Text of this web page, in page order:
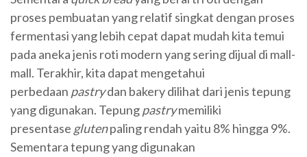
proses pembuatan yang relatif singkat dengan proses
fermentasi yang lebih cepat dapat mudah kita temui
pada aneka jenis roti modern yang sering dijual di mall-
mall. Terakhir, kita dapat mengetahui
perbedaan pastrydan bakery dilihat dari jenis tepung
yang digunakan. Tepungpastrymemiliki
presentase glutenpaling rendah yaitu 8% hingga 9%.
Sementara tepung yang digunakan